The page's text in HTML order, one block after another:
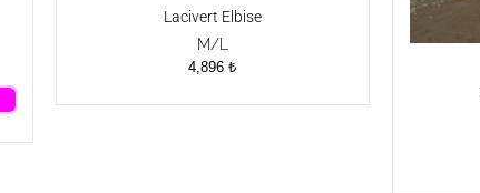
Lacivert Elbise
M/L
4,896₺